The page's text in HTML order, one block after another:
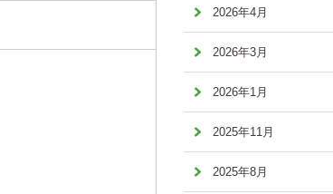
2026年4月
2026年3月
2026年1月
2025年11月
2025年8月